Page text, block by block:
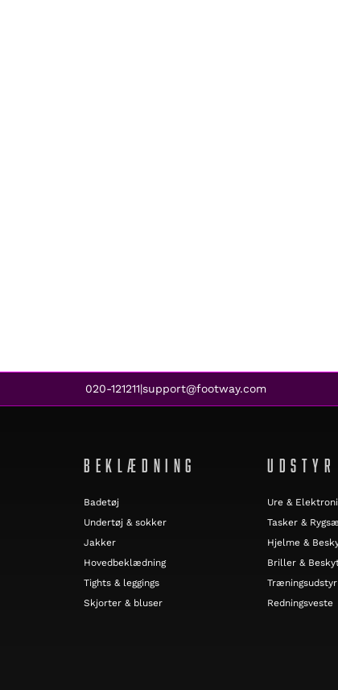
020-121211|support@footway.com
BEKLÆDNING
Badetøj
Undertøj & sokker
Jakker
Hovedbeklædning
Tights & leggings
Skjorter & bluser
UDSTYR
Ure &
Tasker &
Hjelme &
Briller &
Træningsudstyr
Redningsveste